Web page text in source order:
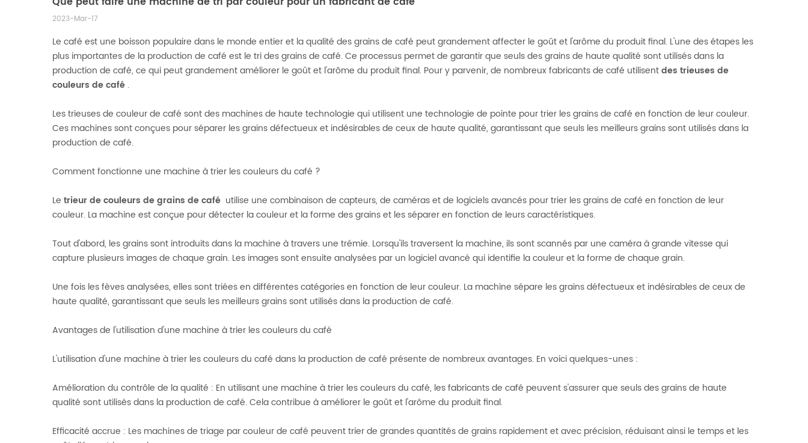
2023-Mar-17
Le café est une boisson populaire dans le monde entier et la qualité des grains de café peut grandement affecter le goût et l'arôme du produit final. L'une des étapes les
plus importantes de la production de café est le tri des grains de café. Ce processus permet de garantir que seuls des grains de haute qualité sont utilisés dans la
production de café, ce qui peut grandement améliorer le goût et l'arôme du produit final. Pour y parvenir, de nombreux fabricants de café utilisentdes trieuses de
couleurs de café .
Les trieuses de couleur de café sont des machines de haute technologie qui utilisent une technologie de pointe pour trier les grains de café en fonction de leur couleur.
Ces machines sont conçues pour séparer les grains défectueux et indésirables de ceux de haute qualité, garantissant que seuls les meilleurs grains sont utilisés dans la
production de café.
Comment fonctionne une machine à trier les couleurs du café ?
Le trieur de couleurs de grains de café utilise une combinaison de capteurs, de caméras et de logiciels avancés pour trier les grains de café en fonction de leur
couleur. La machine est conçue pour détecter la couleur et la forme des grains et les séparer en fonction de leurs caractéristiques.
Tout d'abord, les grains sont introduits dans la machine à travers une trémie. Lorsqu'ils traversent la machine, ils sont scannés par une caméra à grande vitesse qui
capture plusieurs images de chaque grain. Les images sont ensuite analysées par un logiciel avancé qui identifie la couleur et la forme de chaque grain.
Une fois les fèves analysées, elles sont triées en différentes catégories en fonction de leur couleur. La machine sépare les grains défectueux et indésirables de ceux de
haute qualité, garantissant que seuls les meilleurs grains sont utilisés dans la production de café.
Avantages de l'utilisation d'une machine à trier les couleurs du café
L'utilisation d'une machine à trier les couleurs du café dans la production de café présente de nombreux avantages. En voici quelques-unes :
Amélioration du contrôle de la qualité : En utilisant une machine à trier les couleurs du café, les fabricants de café peuvent s'assurer que seuls des grains de haute
qualité sont utilisés dans la production de café. Cela contribue à améliorer le goût et l'arôme du produit final.
Efficacité accrue : Les machines de triage par couleur de café peuvent trier de grandes quantités de grains rapidement et avec précision, réduisant ainsi le temps et les